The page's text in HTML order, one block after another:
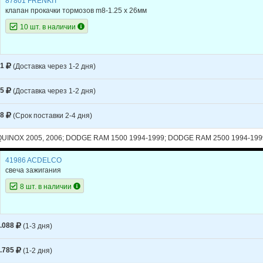
EXPRESS 1500
EXPRESS 1500
клапан прокачки тормозов m8-1.25 х 26мм
10 шт. в наличии
(Доставка через 1-2 дня)
(Доставка через 1-2 дня)
(Срок поставки 2-4 дня)
2005, 2006; DODGE RAM 1500 1994-1999; DODGE RAM 2500 1994-
41986 ACDELCO
свеча зажигания
8 шт. в наличии
(1-3 дня)
(1-2 дня)